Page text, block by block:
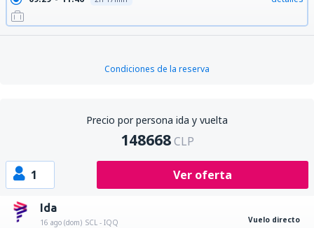
Condiciones de la reserva
Precio por persona ida y vuelta
148668 CLP
1 Ver oferta
Ida
16 ago (dom) SCL - IQQ Vuelo directo